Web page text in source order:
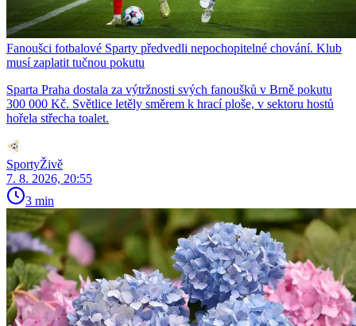
Fanoušci fotbalové Sparty předvedli nepochopitelné chování. Klub
musí zaplatit tučnou pokutu
Sparta Praha dostala za výtržnosti svých fanoušků v Brně pokutu
300 000 Kč. Světlice letěly směrem k hrací ploše, v sektoru hostů
hořela střecha toalet.
SportyŽivě
7. 8. 2026, 20:55
3 min